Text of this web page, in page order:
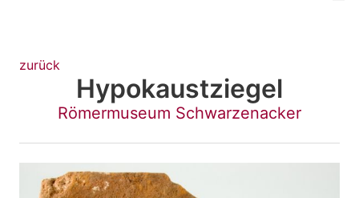
zurück
Hypokaustziegel
Römermuseum Schwarzenacker